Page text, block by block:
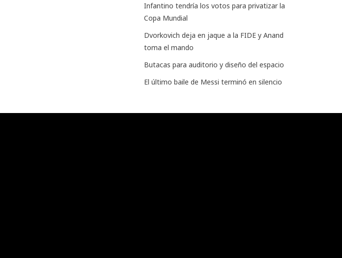
Infantino tendría los votos para privatizar la
Copa Mundial
Dvorkovich deja en jaque a la FIDE y Anand
toma el mando
Butacas para auditorio y diseño del espacio
El último baile de Messi terminó en silencio